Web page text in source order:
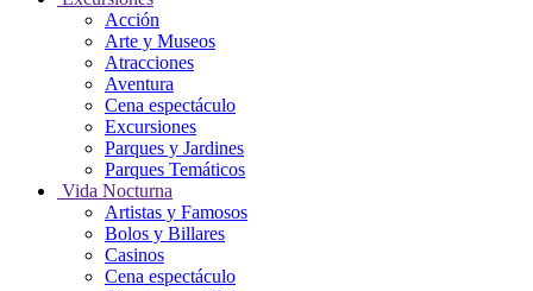
Acción
Arte y Museos
Atracciones
Aventura
Cena espectáculo
Excursiones
Parques y Jardines
Parques Temáticos
Vida Nocturna
Artistas y Famosos
Bolos y Billares
Casinos
Cena espectáculo